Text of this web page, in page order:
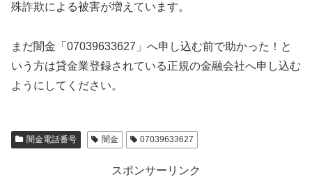
殊詐欺による被害が増えています。
まだ闇金「07039633627」へ申し込む前で助かった！と
いう方は貸金業登録されている正規の金融会社へ申し込む
ようにしてください。
闇金電話番号 闇金 07039633627
スポンサーリンク